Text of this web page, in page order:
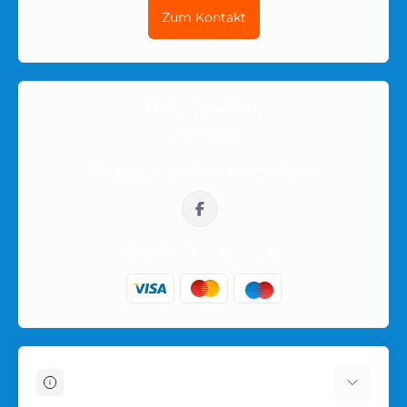
die Zusammensetzung, die Größe, die Anzahl der Stücke in
der Packung und weitere Details zu achten, die den
Nutzungskomfort beeinflussen können. Wenn Sie mehrere
Varianten vergleichen, öffnen Sie die Produktseite und
Verpackung versendet. Der Produktname oder die intime
Zum Kontakt